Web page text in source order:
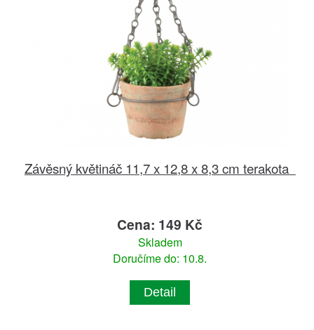
Závěsný květináč 11,7 x 12,8 x 8,3 cm terakota
Cena: 149 Kč
Skladem
Doručíme do: 10.8.
Detail